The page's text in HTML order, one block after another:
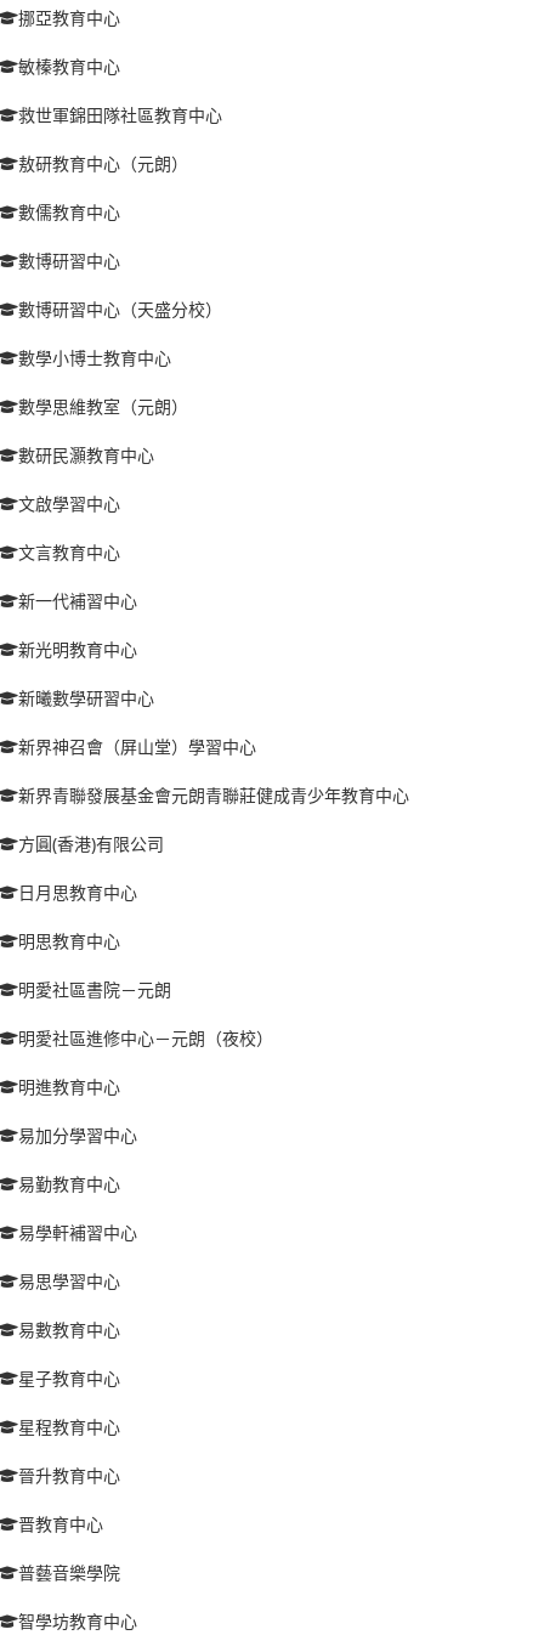
挪亞教育中心
敏榛教育中心
救世軍錦田隊社區教育中心
敖研教育中心（元朗）
數儒教育中心
數博研習中心
數博研習中心（天盛分校）
數學小博士教育中心
數學思維教室（元朗）
數研民灝教育中心
文啟學習中心
文言教育中心
新一代補習中心
新光明教育中心
新曦數學研習中心
新界神召會（屏山堂）學習中心
新界青聯發展基金會元朗青聯莊健成青少年教育中心
方圓(香港)有限公司
日月思教育中心
明思教育中心
明愛社區書院－元朗
明愛社區進修中心－元朗（夜校）
明進教育中心
易加分學習中心
易勤教育中心
易學軒補習中心
易思學習中心
易數教育中心
星子教育中心
星程教育中心
晉升教育中心
晋教育中心
普藝音樂學院
智學坊教育中心